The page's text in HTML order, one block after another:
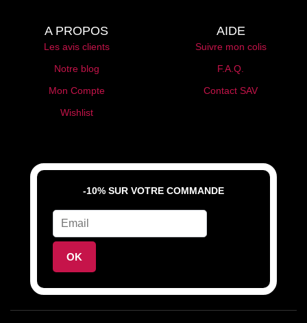
A PROPOS
Les avis clients
Notre blog
Mon Compte
Wishlist
AIDE
Suivre mon colis
F.A.Q.
Contact SAV
-10% SUR VOTRE COMMANDE
OK